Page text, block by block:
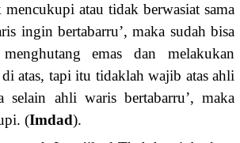
atau tidak berwasiat sama
ingin bertabarru’, maka sudah bisa
emas dan melakukan
atas, tapi itu tidaklah wajib atas ahli
selain ahli waris bertabarru’, maka
(Imdad).